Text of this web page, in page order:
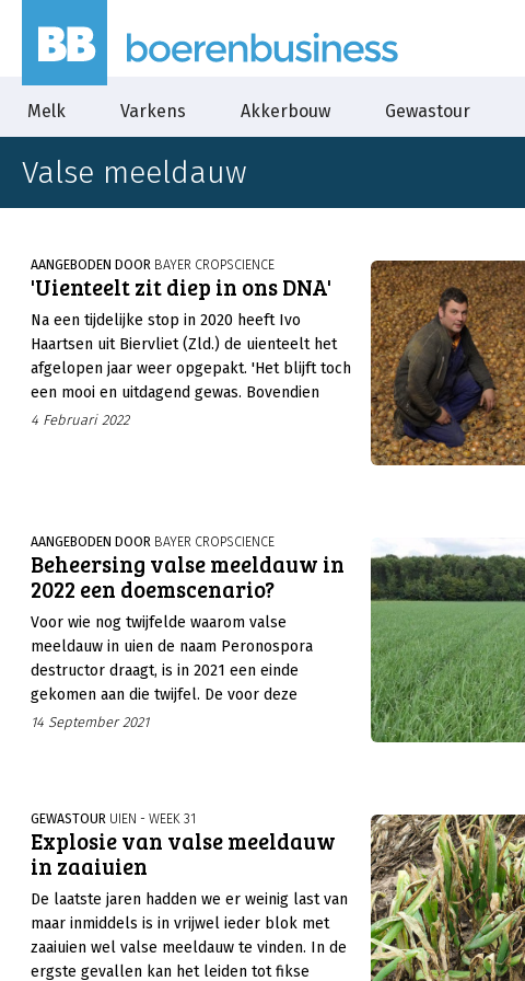
Melk Varkens Akkerbouw Gewastour
Valse meeldauw
AANGEBODEN DOOR BAYER CROPSCIENCE
'Uienteelt zit diep in ons DNA'
Na een tijdelijke stop in 2020 heeft Ivo
Haartsen uit Biervliet (Zld.) de uienteelt het
afgelopen jaar weer opgepakt. 'Het blijft toch
een mooi en uitdagend gewas. Bovendien
hebben we alle benodigdheden voor de
4 Februari 2022
AANGEBODEN DOOR BAYER CROPSCIENCE
Beheersing valse meeldauw in
2022 een doemscenario?
Voor wie nog twijfelde waarom valse
meeldauw in uien de naam Peronospora
destructor draagt, is in 2021 een einde
gekomen aan die twijfel. De voor deze
schimmel geschikte (weers)omstandigheden
kwaliteitsverliezen. En dan had de sector dit
jaar nog grotendeels de beschikking over
mancozeb bevattende middelen.
14 September 2021
GEWASTOUR UIEN - WEEK 31
Explosie van valse meeldauw
in zaaiuien
De laatste jaren hadden we er weinig last van
maar inmiddels is in vrijwel ieder blok met
zaaiuien wel valse meeldauw te vinden. In de
ergste gevallen kan het leiden tot fikse